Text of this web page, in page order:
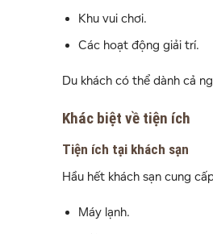
Khu vui chơi.
Các hoạt động giải trí.
Du khách có thể dành cả
Khác biệt về tiện ích
Tiện ích tại khách sạn
Hầu hết khách sạn cung
Máy lạnh.